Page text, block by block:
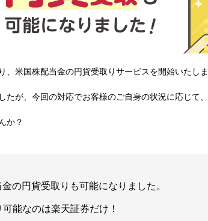
米国株配当金の円貨受取りサービスを開始いたし
たが、今回の対応でお客様のご自身の状況に応じて
か？
の円貨受取りも可能になりました。
能なのは楽天証券だけ！